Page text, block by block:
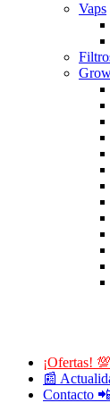
Vaps
¡Ofertas! 💯
📰
Contacto 📲